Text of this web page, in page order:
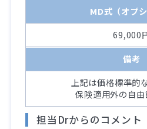
MD式（オプシ
69,000
備考
上記は価格標準的
保険適用外の自由
担当Drからのコメント